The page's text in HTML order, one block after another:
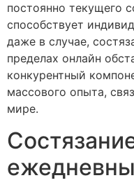
постоянно текущего
способствует
даже в случае,
пределах онлайн
конкурентный
массового опыта,
мире.